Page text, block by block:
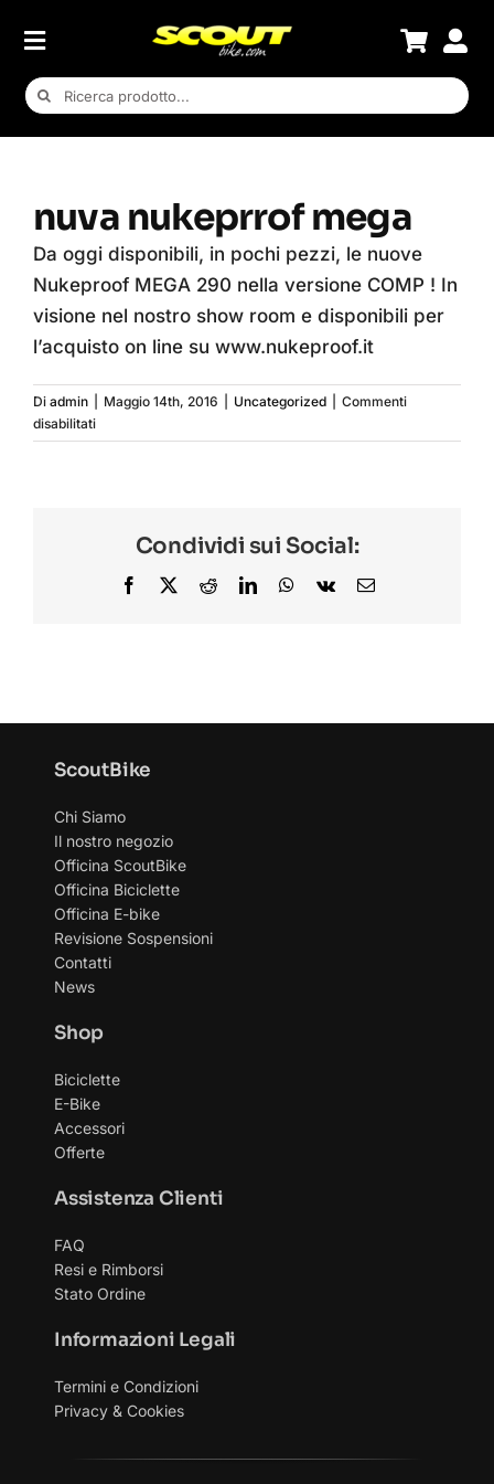
contenuto
Cerca
nuva nukeprrof mega
Da oggi disponibili, in pochi pezzi, le nuove
Nukeproof MEGA 290 nella versione COMP ! In
visione nel nostro show room e disponibili per
l’acquisto on line su www.nukeproof.it
Di admin Maggio 14th, 2016 Uncategorized
Commenti
disabilitatisu
nuva
Condividi sui Social:
Facebook
X RedditLinkedInWhatsApp
Vk Email
ScoutBike
Chi Siamo
Il nostro negozio
Officina ScoutBike
Officina Biciclette
Officina E-bike
Revisione Sospensioni
Contatti
News
Shop
Biciclette
E-Bike
Accessori
Offerte
Assistenza Clienti
FAQ
Resi e Rimborsi
Stato Ordine
Informazioni Legali
Termini e Condizioni
Privacy & Cookies